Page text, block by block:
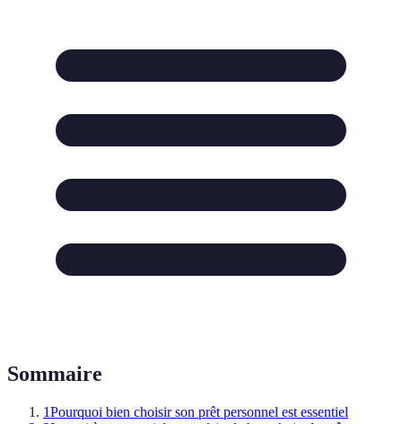
Sommaire
1Pourquoi bien choisir son prêt personnel est essentiel